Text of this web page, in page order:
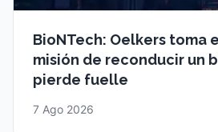
BioNTech: Oelkers toma
misión de reconducir un
pierde fuelle
7 Ago 2026